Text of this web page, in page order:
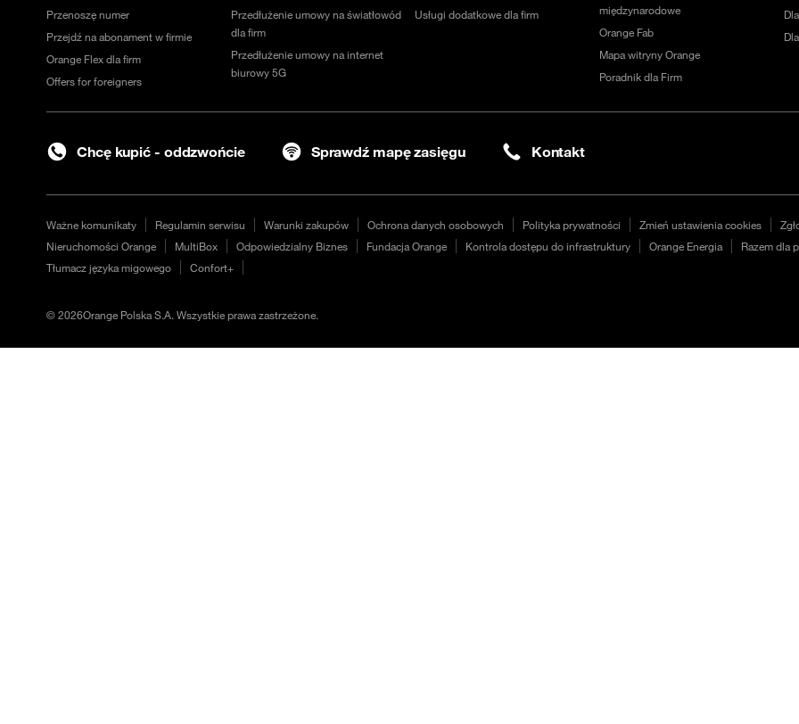
Przenoszę numer
Przejdź na abonament w firmie
Orange Flex dla firm
Offers for foreigners
Przedłużenie umowy na światłowód
dla firm
Przedłużenie umowy na internet
biurowy 5G
Usługi dodatkowe dla firm
międzynarodowe
Orange Fab
Mapa witryny Orange
Poradnik dla Firm
Chcę kupić - oddzwońcie Sprawdź mapę zasięgu Kontakt
Ważne komunikaty Regulamin serwisu Warunki zakupów Ochrona danych osobowych Polityka prywatności Zmień ustawienia cookies
Nieruchomości Orange
MultiBox Odpowiedzialny Biznes Fundacja Orange Kontrola dostępu do infrastruktury Orange Energia Razem dla
Tłumacz języka migowego
Confort+
©2026Orange Polska S.A. Wszystkie prawa zastrzeżone.